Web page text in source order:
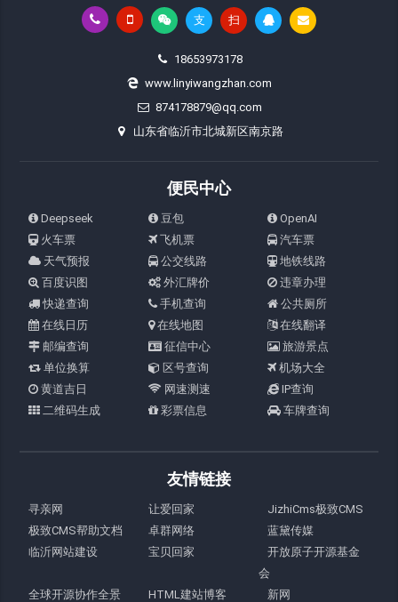
支 扫
18653973178
www.linyiwangzhan.com
874178879@qq.com
山东省临沂市北城新区南京路
便民中心
Deepseek 豆包
OpenAI
火车票
飞机票
汽车票
天气预报
公交线路
地铁线路
百度识图
外汇牌价
违章办理
快递查询
手机查询
公共厕所
在线日历
在线地图
在线翻译
邮编查询
征信中心
旅游景点
单位换算
区号查询
机场大全
黄道吉日
网速测速
IP查询
二维码生成
彩票信息 车牌查询
友情链接
寻亲网 让爱回家
JizhiCms极致CMS
极致CMS帮助文档
卓群网络
蓝黛传媒
临沂网站建设
宝贝回家
开放原子开源基金
会
全球开源协作全景
HTML建站博客
新网